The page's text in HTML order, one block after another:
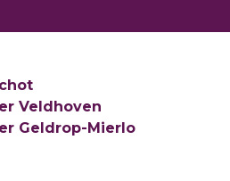
Veldhoven
Geldrop-Mierlo